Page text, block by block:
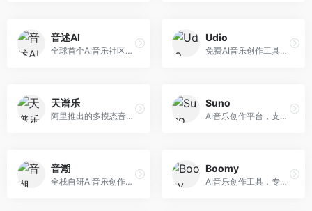
音述AI
全球首个AI音乐社区平台，整合创作与分享功能。面向音乐创作者和爱好者，提供音乐创作、作品分享、社区交流等服务，社区氛围活跃。
Udio
免费AI音乐创作工具，专注于高质量音乐生成。面向音乐创作者和内容制作者，支持多种音乐风格生成，音质专业，创作自由度高，适合专业音乐制作场景。
天谱乐
阿里推出的多模态音乐生成平台，整合音频与文本理解能力。面向内容创作者，支持歌词生成、旋律创作、音乐编辑等服务，与阿里生态深度整合。
Suno
AI音乐创作平台，支持通过文字描述生成完整歌曲，包含歌词、旋律和人声。面向音乐爱好者、内容创作者和独立音乐人，操作门槛低，创作速度快，支持多种音乐风格，为音乐创作带来全新可能。
音潮
全栈自研AI音乐创作平台，支持从创作到发布的完整流程。面向独立音乐人和音乐工作室，提供作词作曲、编曲混音、音乐发布等服务，创作工具专业。
Boomy
AI音乐创作工具，专注于快速音乐生成与发布。面向音乐爱好者和业余创作者，支持一键生成原创音乐，可直接发布到音乐平台，创作门槛低。